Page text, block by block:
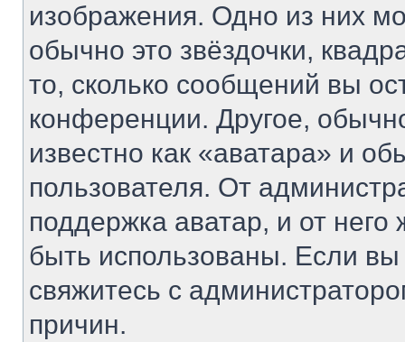
изображения. Одно из них
обычно это звёздочки,
то, сколько сообщений вы
конференции. Другое,
известно как «аватара» и
пользователя. От
поддержка аватар, и от него
быть использованы. Если
свяжитесь с
причин.